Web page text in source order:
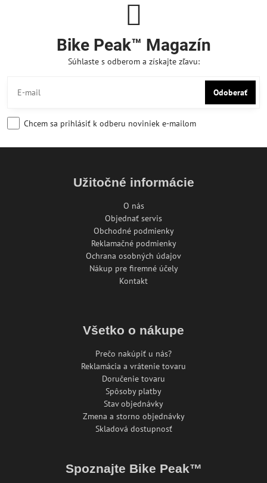
Bike Peak™ Magazín
Súhlaste s odberom a získajte zľavu:
Odoberať
Chcem sa prihlásiť k odberu noviniek e-mailom
Užitočné informácie
O nás
Objednať servis
Obchodné podmienky
Reklamačné podmienky
Ochrana osobných údajov
Nákup pre firemné účely
Kontakt
Všetko o nákupe
Prečo nakúpiť u nás?
Reklamácia a vrátenie tovaru
Doručenie tovaru
Spôsoby platby
Stav objednávky
Zmena a storno objednávky
Skladová dostupnosť
Spoznajte Bike Peak™